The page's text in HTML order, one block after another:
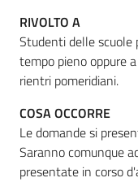
Newsletter
RIVOLTO A
Studenti delle scuole
tempo pieno oppure
rientri pomeridiani.
COSA OCCORRE
Le domande si
Saranno comunque
presentate in corso